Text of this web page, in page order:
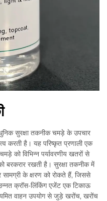
सुरक्षा तकनीक चमड़े के उपचार
करती है। यह परिष्कृत प्रणाली एक
को विभिन्न पर्यावरणीय खतरों से
बरकरार रखती है। सुरक्षा तकनीक में
सामग्री के क्षरण को रोकते हैं, जिससे
उन्नत क्रॉस-लिंकिंग एजेंट एक टिकाऊ
वाहन उपयोग से जुड़े खरोंच, खरोंच